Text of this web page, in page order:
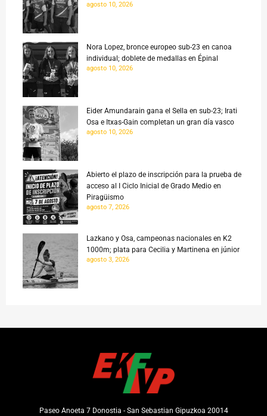
agosto 10, 2026
Nora Lopez, bronce europeo sub-23 en canoa
individual; doblete de medallas en Épinal
agosto 10, 2026
Eider Amundarain gana el Sella en sub-23; Irati
Osa e Itxas-Gain completan un gran día vasco
agosto 10, 2026
Abierto el plazo de inscripción para la prueba de
acceso al I Ciclo Inicial de Grado Medio en
Piragüismo
agosto 7, 2026
Lazkano y Osa, campeonas nacionales en K2
1000m; plata para Cecilia y Martinena en júnior
agosto 3, 2026
Paseo Anoeta 7 Donostia - San Sebastian Gipuzkoa 20014